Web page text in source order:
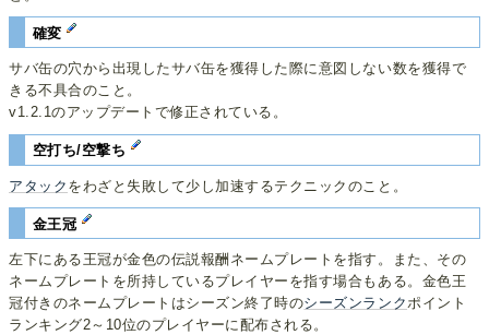
確変
サバ缶の穴から出現したサバ缶を獲得した際に意図しない数を獲得で
きる不具合のこと。
v1.2.1のアップデートで修正されている。
空打ち/空撃ち
アタック をわざと失敗して少し加速するテクニックのこと。
金王冠
左下にある王冠が金色の伝説報酬ネームプレートを指す。また、その
ネームプレートを所持しているプレイヤーを指す場合もある。金色王
冠付きのネームプレートはシーズン終了時のシーズンランクポイント
ランキング2～10位のプレイヤーに配布される。